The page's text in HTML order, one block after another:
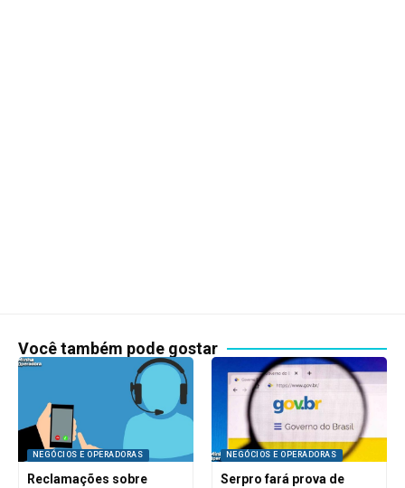
Você também pode gostar
NEGÓCIOS E OPERADORAS
Reclamações sobre
NEGÓCIOS E OPERADORAS
Serpro fará prova de